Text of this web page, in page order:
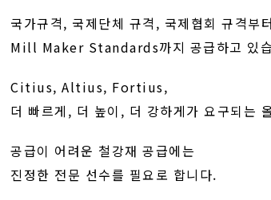
국가규격, 국제단체 규격, 국제협회 규격부터
Mill Maker Standards까지 공급하고 있
Citius, Altius, Fortius,
더 빠르게, 더 높이, 더 강하게가 요구되는
공급이 어려운 철강재 공급에는
진정한 전문 선수를 필요로 합니다.